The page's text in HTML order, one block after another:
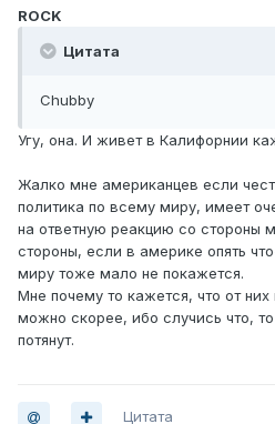
ROCK
Цитата
Chubby
Угу, она. И живет в Калифорнии
Жалко мне американцев если
политика по всему миру, имеет
на ответную реакцию со стороны
стороны, если в америке опять
миру тоже мало не покажется.
Мне почему то кажется, что от
можно скорее, ибо случись что,
потянут.
Цитата